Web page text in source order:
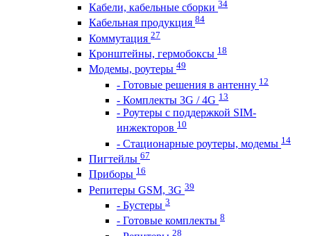
Кабели, кабельные сборки 34
Кабельная продукция 84
Коммутация 27
Кронштейны, гермобоксы 18
Модемы, роутеры 49
- Готовые решения в антенну 12
- Комплекты 3G / 4G 13
- Роутеры с поддержкой SIM-
инжекторов 10
- Стационарные роутеры, модемы 14
Пигтейлы 67
Приборы 16
Репитеры GSM, 3G 39
- Бустеры 3
- Готовые комплекты 8
28